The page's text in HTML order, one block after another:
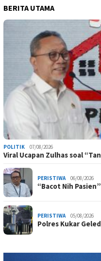
BERITA UTAMA
POLITIK 07/08/2026
Viral Ucapan Zulhas soal
PERISTIWA 06/08/2026
“Bacot Nih
PERISTIWA 05/08/2026
Polres Kukar